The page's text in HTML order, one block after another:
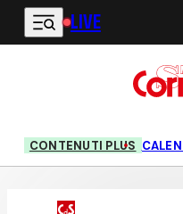
Vai al contenuto principale
LIVE
CONTENUTI PLUS